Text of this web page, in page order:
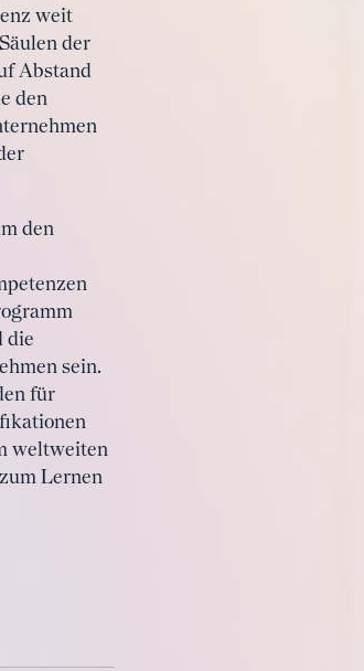
weit
der
Abstand
den
den
die
sein.
für
weltweiten
Lernen